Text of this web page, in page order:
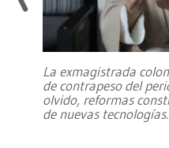
La exmagistrada
de contrapeso del
olvido, reformas
de nuevas tecnologías